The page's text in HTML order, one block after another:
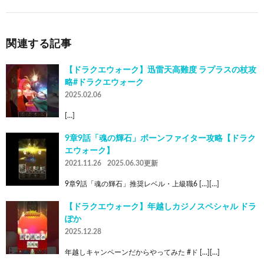
関連する記事
【ドラクエウォーク】迅雷天高難度 ラプラスの杖攻
略#ドラクエウォーク
2025.02.06
[…]
9章9話「魂の輝石」ボーンファイター攻略【ドラク
エウォーク】
2021.11.26 2025.06.30更新
9章9話「魂の輝石」推奨レベル・上級職6 […][…]
【ドラクエウォーク】年越しカジノスペシャル ドラ
ぽか
2025.12.28
年越しキャンペーンだからやってみた #ド […][…]